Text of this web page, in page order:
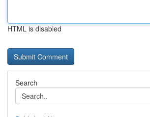
HTML is disabled
Search